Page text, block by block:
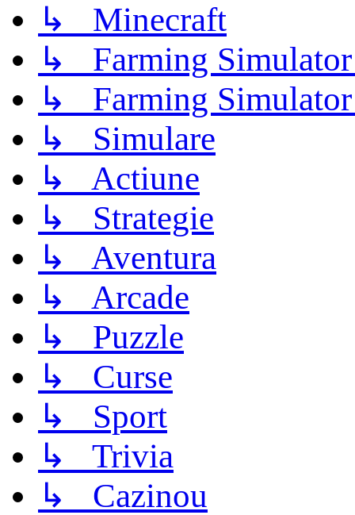
↳ Minecraft
↳ Farming
↳ Farming
↳ Simulare
↳ Actiune
↳ Strategie
↳ Aventura
↳ Arcade
↳ Puzzle
↳ Curse
↳ Sport
↳ Trivia
↳ Cazinou